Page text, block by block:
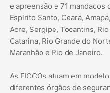
e apreensão e 71 mandados
Espírito Santo, Ceará,
Acre, Sergipe, Tocantins,
Catarina, Rio Grande do
Maranhão e Rio de Janeiro.
As FICCOs atuam em
diferentes órgãos de